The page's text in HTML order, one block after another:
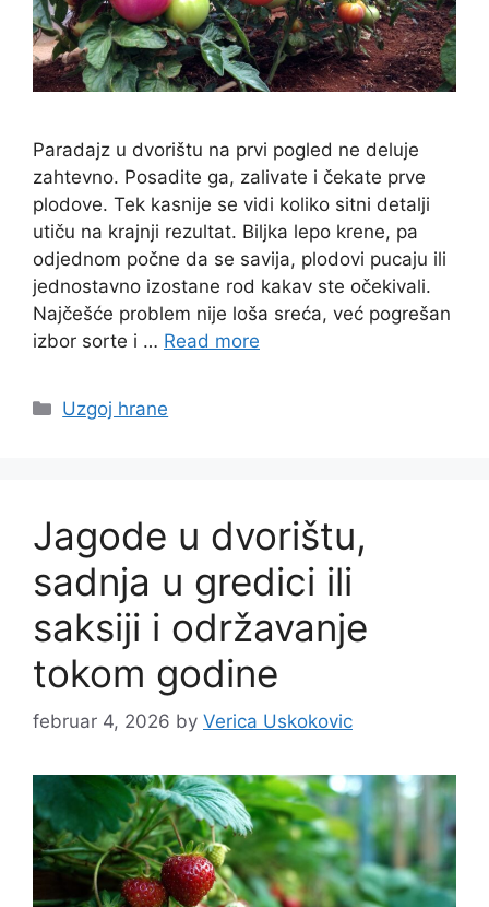
Paradajz u dvorištu na prvi pogled ne deluje
zahtevno. Posadite ga, zalivate i čekate prve
plodove. Tek kasnije se vidi koliko sitni detalji
utiču na krajnji rezultat. Biljka lepo krene, pa
odjednom počne da se savija, plodovi pucaju ili
jednostavno izostane rod kakav ste očekivali.
Najčešće problem nije loša sreća, već pogrešan
izbor sorte i … Read more
Categories
Uzgoj hrane
Jagode u dvorištu,
sadnja u gredici ili
saksiji i održavanje
tokom godine
februar 4, 2026 by Verica Uskokovic